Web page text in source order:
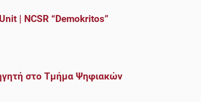
| NCSR “Demokritos”
στο Τμήμα Ψηφιακών